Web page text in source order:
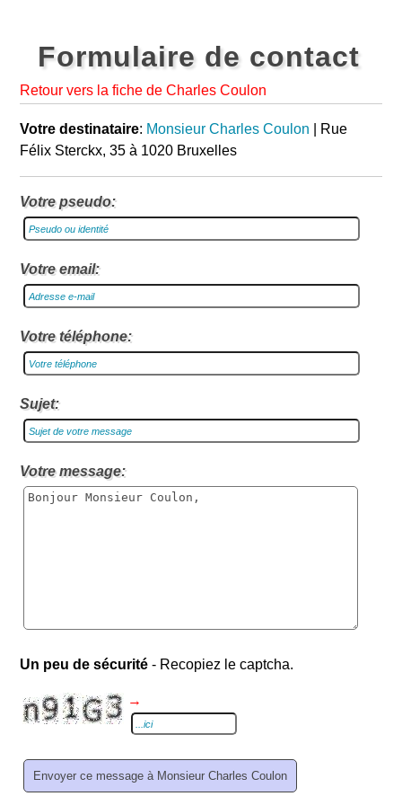
Formulaire de contact
Retour vers la fiche de Charles Coulon
Votre destinataire: Monsieur Charles Coulon | Rue
Félix Sterckx, 35 à 1020 Bruxelles
Votre pseudo:
Votre email:
Votre téléphone:
Sujet:
Votre message:
Un peu de sécurité - Recopiez le captcha.
→